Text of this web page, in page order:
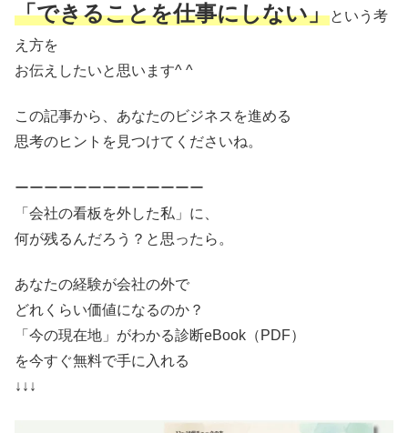
「できることを仕事にしない」という考
え方を
お伝えしたいと思います^ ^
この記事から、あなたのビジネスを進める
思考のヒントを見つけてくださいね。
ーーーーーーーーーーーーー
「会社の看板を外した私」に、
何が残るんだろう？と思ったら。
あなたの経験が会社の外で
どれくらい価値になるのか？
「今の現在地」がわかる診断eBook（PDF）
を今すぐ無料で手に入れる
↓↓↓